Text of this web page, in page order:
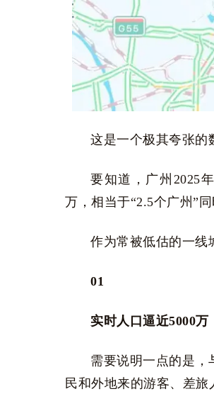
这是一个极其夸张的
要知道，广州2025
万，相当于“2.5个广州”同
作为常被低估的一线
01
实时人口逼近5000万
需要说明一点的是
民和外地来的游客、差旅